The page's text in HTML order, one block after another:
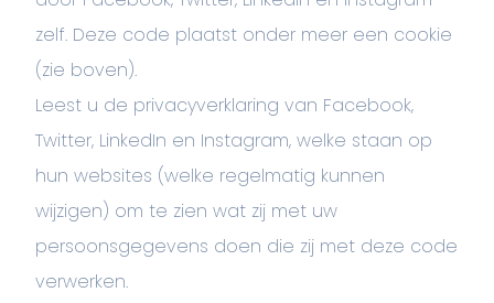
zelf. Deze code plaatst onder meer een cookie
(zie boven).
Leest u de privacyverklaring van Facebook,
Twitter, LinkedIn en Instagram, welke staan op
hun websites (welke regelmatig kunnen
wijzigen) om te zien wat zij met uw
persoonsgegevens doen die zij met deze code
verwerken.